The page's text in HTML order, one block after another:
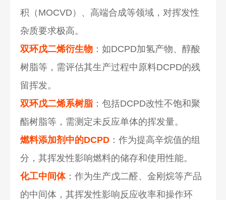
积（MOCVD）、高端合成等领域，对挥发性
杂质要求极高。
双环戊二烯衍生物 ：如DCPD加氢产物、醇酸
树脂等，需评估其生产过程中原料DCPD的残
留挥发。
双环戊二烯系树脂 ：包括DCPD改性不饱和聚
酯树脂等，需测定未反应单体的挥发量。
燃料添加剂中的DCPD ：作为提高辛烷值的组
分，其挥发性影响燃料的储存和使用性能。
化工中间体：作为生产戊二醛、金刚烷等产品
的中间体，其挥发性影响反应收率和操作环